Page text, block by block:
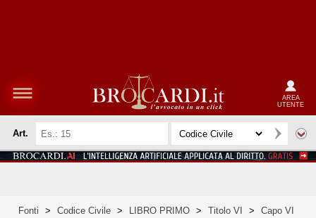
AREA
UTENTE
Art.
Fonti > Codice Civile > LIBRO PRIMO > Titolo VI >
Capo VI